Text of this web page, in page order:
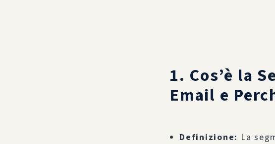
1. Cos’è la
Email e
Definizione: La